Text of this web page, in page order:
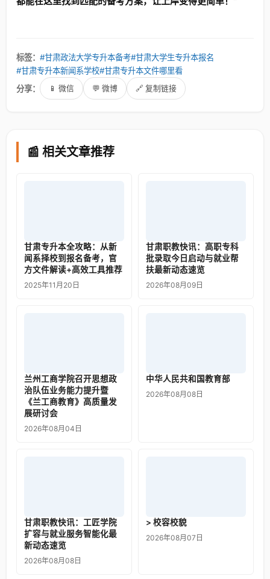
标签： #甘肃政法大学专升本备考#甘肃大学生专升本报名
#甘肃专升本新闻系学校#甘肃专升本文件哪里看
分享：
📱 微信 💬 微博 🔗 复制链接
📰 相关文章推荐
甘肃专升本全攻略：从新
闻系择校到报名备考，官
方文件解读+高效工具推荐
2025年11月20日
甘肃职教快讯：高职专科
批录取今日启动与就业帮
扶最新动态速览
2026年08月09日
兰州工商学院召开思想政
治队伍业务能力提升暨
《兰工商教育》高质量发
展研讨会
2026年08月04日
中华人民共和国教育部
2026年08月08日
甘肃职教快讯：工匠学院
扩容与就业服务智能化最
新动态速览
2026年08月08日
> 校容校貌
2026年08月07日